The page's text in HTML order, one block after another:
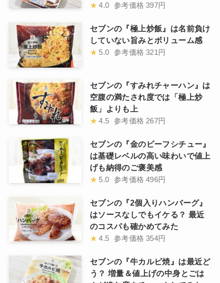
★ 4.0 参考価格 397円
セブンの『極上炒飯』は名前負け
していない旨みとボリューム感
★ 5.0 参考価格 321円
セブンの『すみれチャーハン』は
空腹の満たされ度では「極上炒
飯」よりも上
★ 4.5 参考価格 267円
セブンの『金のビーフシチュー』
は基礎レベルの高い味わいで値上
げも納得のご褒美感
★ 5.0 参考価格 496円
セブンの『2個入りハンバーグ』
はソースなしでもイケる？ 最近
のコスパも確かめてみた
★ 4.5 参考価格 354円
セブンの『牛カルビ焼』は最近ど
う？ 増量＆値上げの中身とごは